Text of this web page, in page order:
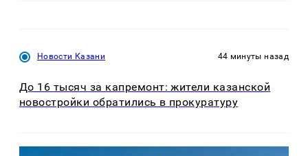
Новости Казани 44 минуты назад
До 16 тысяч за капремонт: жители казанской
новостройки обратились в прокуратуру